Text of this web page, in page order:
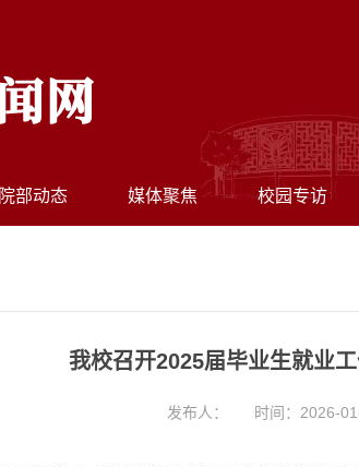
院部动态 媒体聚焦 校园专访
我校召开2025届毕业生就业
发布人： 时间：2026-